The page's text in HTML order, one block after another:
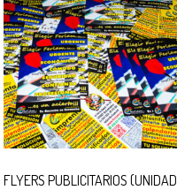
FLYERS PUBLICITARIOS (UNIDAD